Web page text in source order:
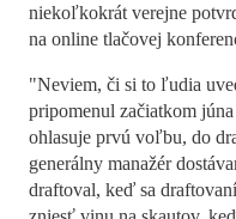
niekoľkokrát verejne
na online tlačovej
"Neviem, či si to ľudia
pripomenul začiatkom
ohlasuje prvú voľbu, do
generálny manažér
draftoval, keď sa